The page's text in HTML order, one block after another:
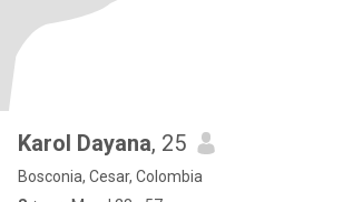
Karol Dayana, 25
Bosconia, Cesar, Colombia